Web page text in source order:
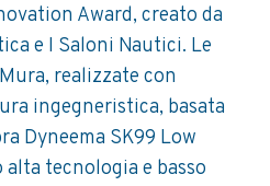
Award, creato da
e I Saloni Nautici. Le
realizzate con
ingegneristica, basata
Dyneema SK99 Low
tecnologia e basso